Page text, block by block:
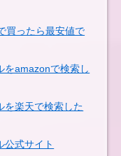
買ったら最安値で
をamazonで検索し
を楽天で検索した
公式サイト